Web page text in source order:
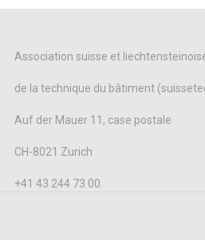
Association suisse et
de la technique du bâtiment
Auf der Mauer 11, case postale
CH-8021 Zurich
+41 43 244 73 00